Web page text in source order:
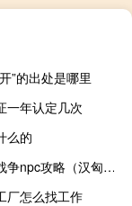
”的出处是哪里
一年认定几次
么的
汉匈全面战争npc攻略（汉匈全面战争npc）
厂怎么找工作